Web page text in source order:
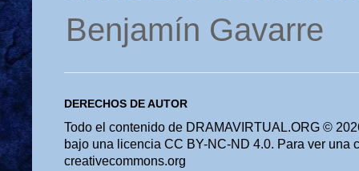
Benjamín Gavarre
DERECHOS DE AUTOR
Todo el contenido de DRAMAVIRTUAL.ORG ©
bajo una licencia CC BY-NC-ND 4.0. Para ver una
creativecommons.org